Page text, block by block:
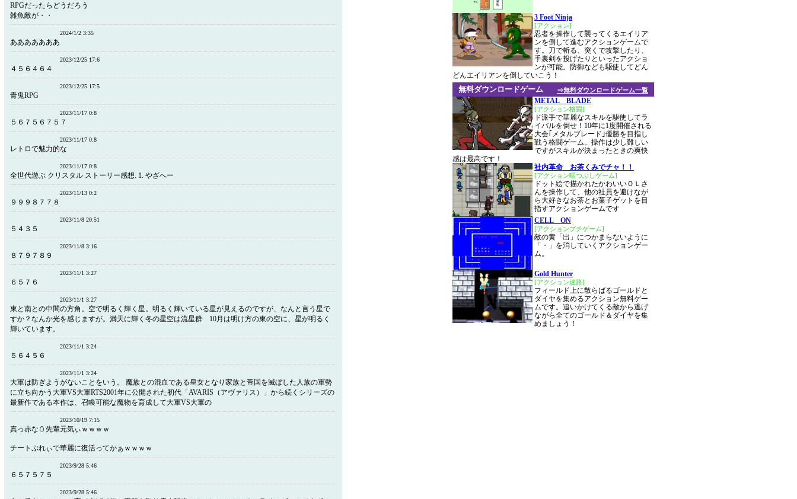
RPGだったらどうだろう
雑魚敵が・・
2024/1/2 3:35
あああああああ
2023/12/25 17:6
４５６４６４
2023/12/25 17:5
青鬼RPG
2023/11/17 0:8
５６７５６７５７
2023/11/17 0:8
レトロで魅力的な
2023/11/17 0:8
全世代遊ぶ クリスタル ストーリー感想. 1. やざへー
2023/11/13 0:2
９９９８７７８
2023/11/8 20:51
５４３５
2023/11/8 3:16
８７９７８９
2023/11/1 3:27
６５７６
2023/11/1 3:27
東と南との中間の方角。空で明るく輝く星。明るく輝いている星が見えるのですが、なんと言う星で
すか？なんか光を感じますが。満天に輝く冬の星空は流星群 10月は明け方の東の空に、星が明るく
輝いています。
2023/11/1 3:24
５６４５６
2023/11/1 3:24
大軍は防ぎようがないことをいう。 魔族との混血である皇女となり家族と帝国を滅ぼした人族の軍勢
に立ち向かう大軍VS大軍RTS2001年に公開された初代「AVARIS（アヴァリス）」から続くシリーズの
最新作である本作は、召喚可能な魔物を育成して大軍VS大軍の
2023/10/19 7:15
真っ赤な🥚先輩元気ぃｗｗｗｗ
チートぷれぃで華麗に復活ってかぁｗｗｗｗ
2023/9/28 5:46
６５７５７５
2023/9/28 5:46
3 Foot Ninja
[アクション]
忍者を操作して襲ってくるエイリア
ンを倒して進むアクションゲームで
す。刀で斬る、突くで攻撃したり、
手裏剣を投げたりといったアクショ
ンが可能。防御なども駆使してどん
どんエイリアンを倒していこう！
⇒無料ダウンロードゲーム一覧
無料ダウンロードゲーム
METAL BLADE
[アクション格闘]
ド派手で華麗なスキルを駆使してラ
イバルを倒せ！10年に1度開催される
大会｢メタルブレード｣優勝を目指し
戦う格闘ゲーム。操作は少し難しい
ですがスキルが決まったときの爽快
感は最高です！
社内革命 お茶くみでチャ！！
[アクション暇つぶしゲーム]
ドット絵で描かれたかわいいＯＬさ
んを操作して、他の社員を避けなが
ら大好きなお茶とお菓子ゲットを目
指すアクションゲームです
CELL ON
[アクションプチゲーム]
敵の黄「出」につかまらないように
「・」を消していくアクションゲー
ム。
Gold Hunter
[アクション迷路]
フィールド上に散らばるゴールドと
ダイヤを集めるアクション無料ゲー
ムです。追いかけてくる敵から逃げ
ながら全てのゴールド＆ダイヤを集
めましょう！